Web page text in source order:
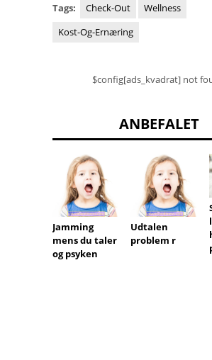
Tags:
Check-Out
Wellness
Kost-Og-Ernæring
$config[ads_kvadrat] not
ANBEFALET
Jamming
mens du taler
og psyken
Udtalen
problem r